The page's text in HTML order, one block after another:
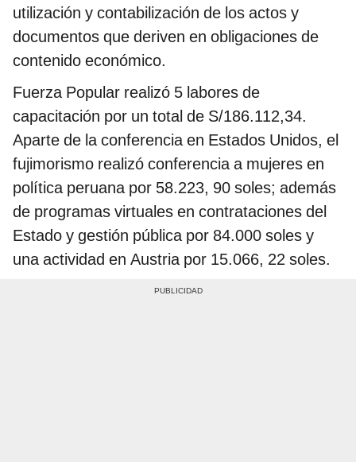
utilización y contabilización de los actos y
documentos que deriven en obligaciones de
contenido económico.
Fuerza Popular realizó 5 labores de
capacitación por un total de S/186.112,34.
Aparte de la conferencia en Estados Unidos, el
fujimorismo realizó conferencia a mujeres en
política peruana por 58.223, 90 soles; además
de programas virtuales en contrataciones del
Estado y gestión pública por 84.000 soles y
una actividad en Austria por 15.066, 22 soles.